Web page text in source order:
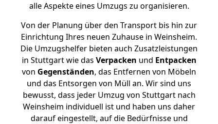
alle Aspekte eines Umzugs zu organisieren.
Von der Planung über den Transport bis hin zur
Einrichtung Ihres neuen Zuhause in Weinsheim.
Die Umzugshelfer bieten auch Zusatzleistungen
in Stuttgart wie das Verpacken und Entpacken
von Gegenständen, das Entfernen von Möbeln
und das Entsorgen von Müll an. Wir sind uns
bewusst, dass jeder Umzug von Stuttgart nach
Weinsheim individuell ist und haben uns daher
darauf eingestellt, auf die Bedürfnisse und